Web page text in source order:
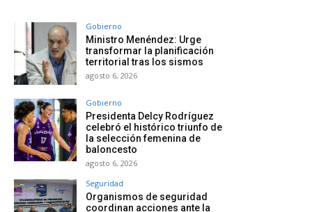
Gobierno
Ministro Menéndez: Urge
transformar la planificación
territorial tras los sismos
agosto 6, 2026
Gobierno
Presidenta Delcy Rodríguez
celebró el histórico triunfo de
la selección femenina de
baloncesto
agosto 6, 2026
Seguridad
Organismos de seguridad
coordinan acciones ante la